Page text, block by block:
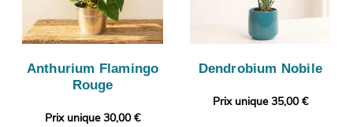
Anthurium Flamingo
Rouge
Prix unique 30,00 €
Dendrobium Nobile
Prix unique 35,00 €